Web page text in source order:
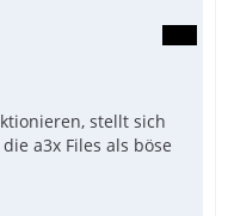
stellt sich
a3x Files als böse